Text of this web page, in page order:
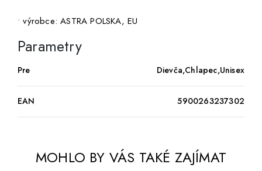
• výrobce: ASTRA POLSKA, EU
Parametry
Pre Dievča,Chlapec,Unisex
EAN 5900263237302
MOHLO BY VÁS TAKÉ ZAJÍMAT